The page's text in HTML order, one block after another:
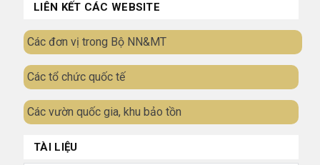
LIÊN KẾT CÁC WEBSITE
Các đơn vị trong Bộ NN&MT
Các tổ chức quốc tế
Các vườn quốc gia, khu bảo tồn
TÀI LIỆU